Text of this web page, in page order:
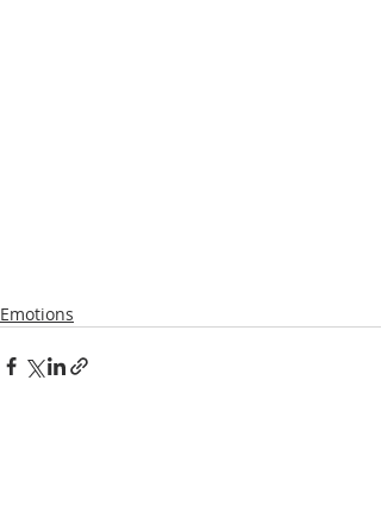
Emotions